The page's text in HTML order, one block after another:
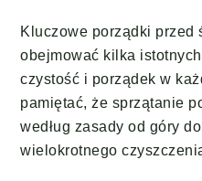
Kluczowe porządki przed
obejmować kilka
czystość i porządek w
pamiętać, że sprzątanie
według zasady od góry
wielokrotnego